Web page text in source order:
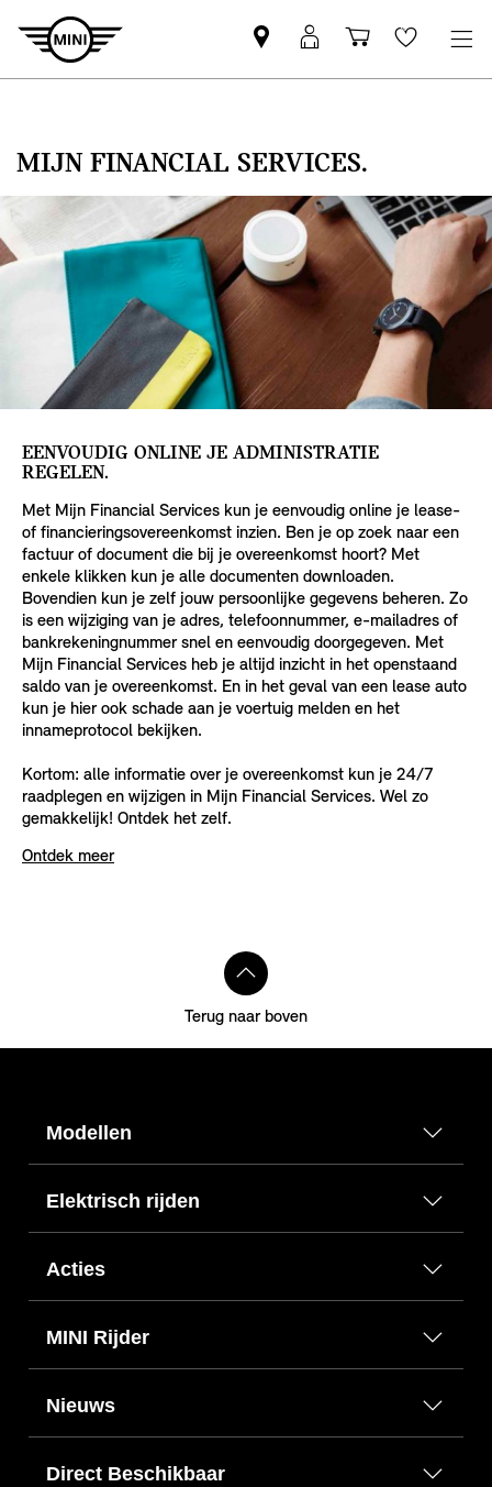
Vind
een
MyMini
login
Wishlist
MIJN FINANCIAL SERVICES.
EENVOUDIG ONLINE JE ADMINISTRATIE
REGELEN.
Met Mijn Financial Services kun je eenvoudig online je lease-
of financieringsovereenkomst inzien. Ben je op zoek naar een
factuur of document die bij je overeenkomst hoort? Met
enkele klikken kun je alle documenten downloaden.
Bovendien kun je zelf jouw persoonlijke gegevens beheren. Zo
is een wijziging van je adres, telefoonnummer, e-mailadres of
bankrekeningnummer snel en eenvoudig doorgegeven. Met
Mijn Financial Services heb je altijd inzicht in het openstaand
saldo van je overeenkomst. En in het geval van een lease auto
kun je hier ook schade aan je voertuig melden en het
innameprotocol bekijken.
Kortom: alle informatie over je overeenkomst kun je 24/7
raadplegen en wijzigen in Mijn Financial Services. Wel zo
gemakkelijk! Ontdek het zelf.
Ontdek meer
Terug naar boven
Modellen
Elektrisch rijden
Acties
MINI Rijder
Nieuws
Direct Beschikbaar